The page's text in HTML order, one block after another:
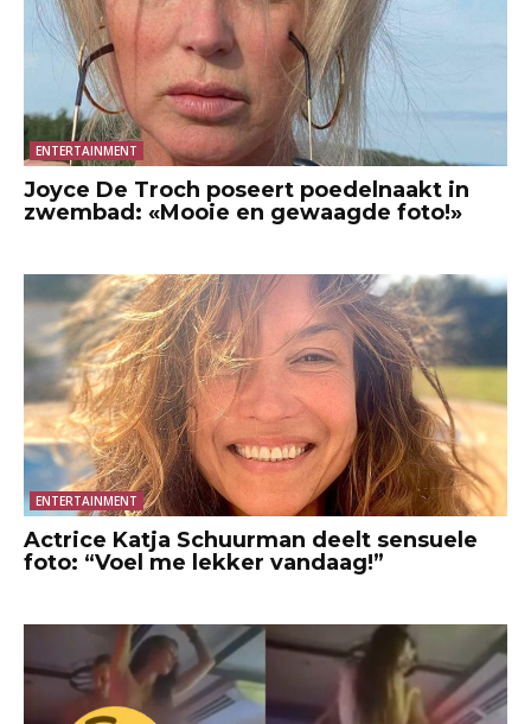
ENTERTAINMENT
Joyce De Troch poseert poedelnaakt in
zwembad: «Mooie en gewaagde foto!»
ENTERTAINMENT
Actrice Katja Schuurman deelt sensuele
foto: “Voel me lekker vandaag!”